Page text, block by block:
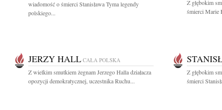
wiadomość o śmierci Stanisława Tyma legendy
polskiego...
Z głębokim
śmierci Marie
JERZY HALL CAŁA POLSKA
Z wielkim smutkiem żegnam Jerzego Halla działacza
opozycji demokratycznej, uczestnika Ruchu...
Z głębokim
śmierci